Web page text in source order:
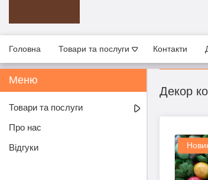
Головна Товари та послуги Контакти
Декор
Товари та послуги
Про нас
Відгуки